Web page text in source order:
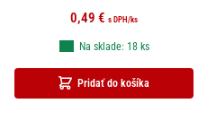
0,49 € s DPH /ks
Pridať do košíka
Na sklade: 18 ks